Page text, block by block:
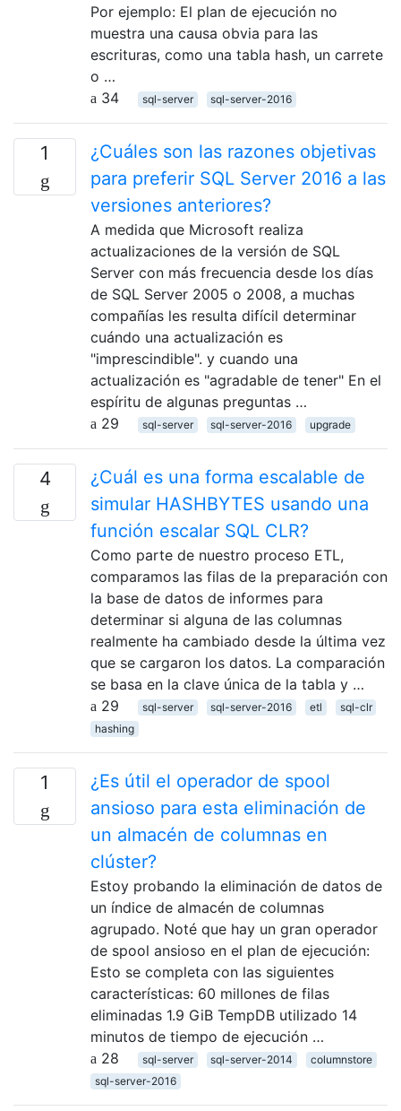
Por ejemplo: El plan de ejecución no
muestra una causa obvia para las
escrituras, como una tabla hash, un carrete
o …
34
sql-server sql-server-2016
1
¿Cuáles son las razones objetivas
para preferir SQL Server 2016 a las
versiones anteriores?
A medida que Microsoft realiza
actualizaciones de la versión de SQL
Server con más frecuencia desde los días
de SQL Server 2005 o 2008, a muchas
compañías les resulta difícil determinar
cuándo una actualización es
"imprescindible". y cuando una
actualización es "agradable de tener" En el
espíritu de algunas preguntas …
29
sql-server sql-server-2016 upgrade
4
¿Cuál es una forma escalable de
simular HASHBYTES usando una
función escalar SQL CLR?
Como parte de nuestro proceso ETL,
comparamos las filas de la preparación con
la base de datos de informes para
determinar si alguna de las columnas
realmente ha cambiado desde la última vez
que se cargaron los datos. La comparación
se basa en la clave única de la tabla y …
29
sql-server sql-server-2016 etl
sql-clr
hashing
1
¿Es útil el operador de spool
ansioso para esta eliminación de
un almacén de columnas en
clúster?
Estoy probando la eliminación de datos de
un índice de almacén de columnas
agrupado. Noté que hay un gran operador
de spool ansioso en el plan de ejecución:
Esto se completa con las siguientes
características: 60 millones de filas
eliminadas 1.9 GiB TempDB utilizado 14
minutos de tiempo de ejecución …
28
sql-server sql-server-2014
columnstore
sql-server-2016